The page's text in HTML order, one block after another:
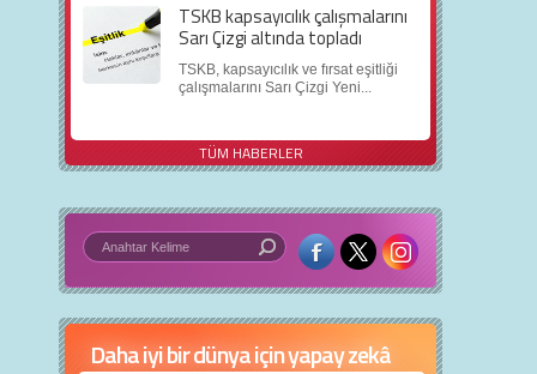
TSKB kapsayıcılık çalışmalarını
Sarı Çizgi altında topladı
TSKB, kapsayıcılık ve fırsat eşitliği
çalışmalarını Sarı Çizgi Yeni...
TÜM HABERLER
Daha iyi bir dünya için yapay zekâ